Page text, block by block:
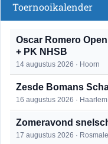
Toernooikalender
Oscar Romero
+ PK NHSB
14 augustus 2026 · Hoorn
Zesde Bomans
16 augustus 2026 · Haarlem
Zomeravond
17 augustus 2026 ·